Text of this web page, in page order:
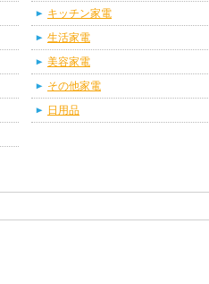
キッチン家電
生活家電
美容家電
その他家電
日用品